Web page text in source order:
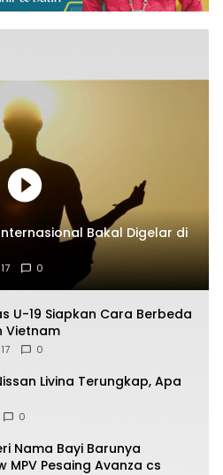
Bakal Digelar di
0
U-19 Siapkan Cara Berbeda
Vietnam
0
Livina Terungkap, Apa
0
Nama Bayi Barunya
MPV Pesaing Avanza cs